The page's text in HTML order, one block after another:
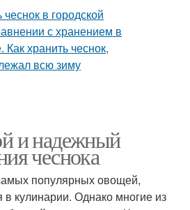
и надежный
чеснока
популярных овощей,
в кулинарии. Однако многие из